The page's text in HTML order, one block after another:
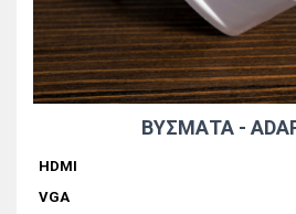
ΒΥΣΜΑΤΑ -
HDMI
VGA